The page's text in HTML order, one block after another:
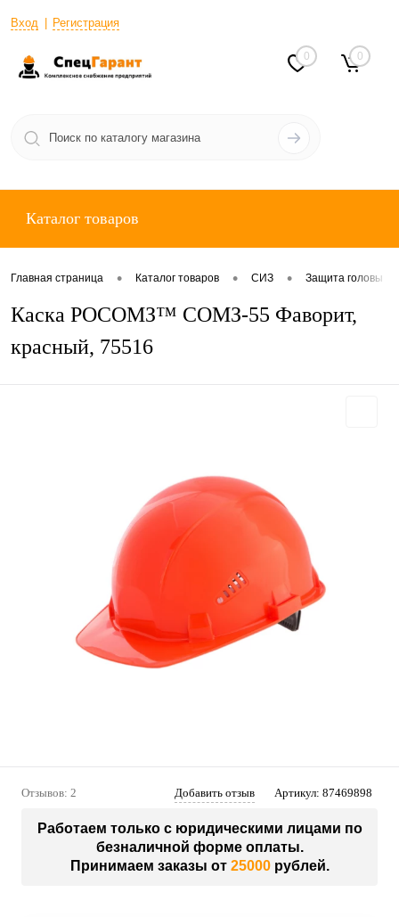
Вход Регистрация
0 0
Каталог товаров
Главная страница • Каталог товаров • СИЗ • Защита головы
Каска РОСОМЗ™ СОМЗ-55 Фаворит,
красный, 75516
Отзывов: 2 Добавить отзыв Артикул: 87469898
Работаем только с юридическими лицами по
безналичной форме оплаты.
Принимаем заказы от 25000рублей.